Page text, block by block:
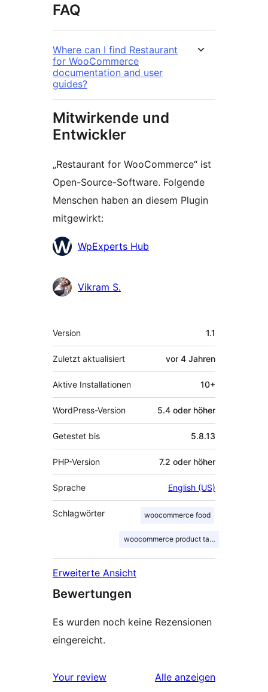
FAQ
Where can I find Restaurant
for WooCommerce
documentation and user
guides?
Mitwirkende und
Entwickler
„Restaurant for WooCommerce“ ist
Open-Source-Software. Folgende
Menschen haben an diesem Plugin
mitgewirkt:
Mitwirkende
WpExperts Hub
Vikram S.
Meta
Version 1.1
Zuletzt aktualisiert vor 4 Jahren
Aktive Installationen 10+
WordPress-Version 5.4 oder höher
Getestet bis 5.8.13
PHP-Version 7.2 oder höher
Sprache English (US)
Schlagwörter woocommerce food
woocommerce product table
Erweiterte Ansicht
Bewertungen
Es wurden noch keine Rezensionen
eingereicht.
Your review Alle Rezensionen
anzeigen